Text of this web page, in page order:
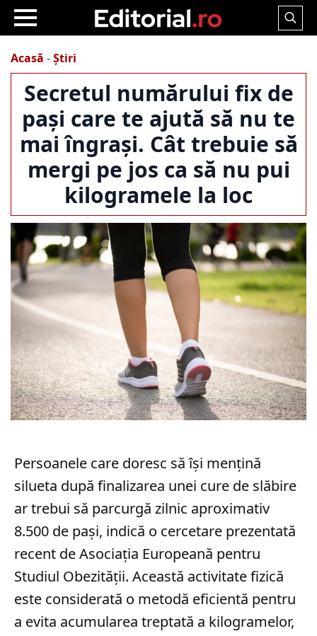
Search
Acasă -Știri
Secretul numărului fix de
pași care te ajută să nu te
mai îngrași. Cât trebuie să
mergi pe jos ca să nu pui
kilogramele la loc
Persoanele care doresc să își mențină
silueta după finalizarea unei cure de slăbire
ar trebui să parcurgă zilnic aproximativ
8.500 de pași, indică o cercetare prezentată
recent de Asociația Europeană pentru
Studiul Obezității. Această activitate fizică
este considerată o metodă eficientă pentru
a evita acumularea treptată a kilogramelor,